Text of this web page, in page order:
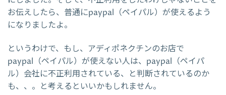
お伝えしたら、普通にpaypal（ペイパル）が使えるよう
になりましたよ。
というわけで、もし、アディポネクチンのお店で
paypal（ペイパル）が使えない人は、paypal（ペイパ
ル）会社に不正利用されている、と判断されているのか
も、、。と考えるといいかもしれません。